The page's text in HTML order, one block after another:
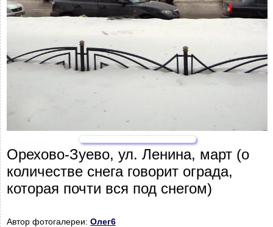
Орехово-Зуево, ул. Ленина, март (о
количестве снега говорит ограда,
которая почти вся под снегом)
Автор фотогалереи: Олег6